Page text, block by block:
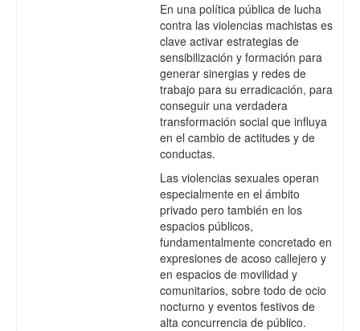
En una política pública de lucha
contra las violencias machistas es
clave activar estrategias de
sensibilización y formación para
generar sinergias y redes de
trabajo para su erradicación, para
conseguir una verdadera
transformación social que influya
en el cambio de actitudes y de
conductas.
Las violencias sexuales operan
especialmente en el ámbito
privado pero también en los
espacios públicos,
fundamentalmente concretado en
expresiones de acoso callejero y
en espacios de movilidad y
comunitarios, sobre todo de ocio
nocturno y eventos festivos de
alta concurrencia de público.